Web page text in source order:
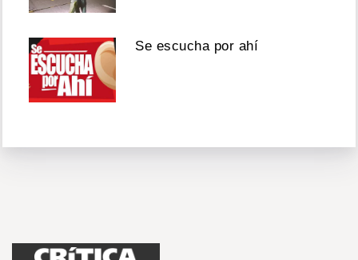
Se escucha por ahí